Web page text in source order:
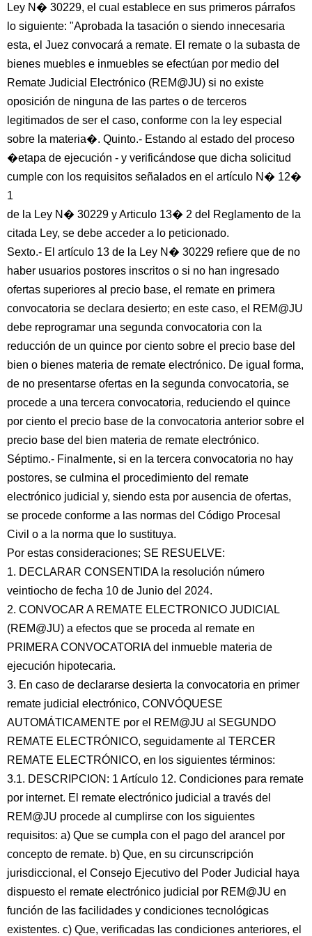
Ley N� 30229, el cual establece en sus primeros párrafos
lo siguiente: "Aprobada la tasación o siendo innecesaria
esta, el Juez convocará a remate. El remate o la subasta de
bienes muebles e inmuebles se efectúan por medio del
Remate Judicial Electrónico (REM@JU) si no existe
oposición de ninguna de las partes o de terceros
legitimados de ser el caso, conforme con la ley especial
sobre la materia�. Quinto.- Estando al estado del proceso
�etapa de ejecución - y verificándose que dicha solicitud
cumple con los requisitos señalados en el artículo N� 12�
1
de la Ley N� 30229 y Articulo 13� 2 del Reglamento de la
citada Ley, se debe acceder a lo peticionado.
Sexto.- El artículo 13 de la Ley N� 30229 refiere que de no
haber usuarios postores inscritos o si no han ingresado
ofertas superiores al precio base, el remate en primera
convocatoria se declara desierto; en este caso, el REM@JU
debe reprogramar una segunda convocatoria con la
reducción de un quince por ciento sobre el precio base del
bien o bienes materia de remate electrónico. De igual forma,
de no presentarse ofertas en la segunda convocatoria, se
procede a una tercera convocatoria, reduciendo el quince
por ciento el precio base de la convocatoria anterior sobre el
precio base del bien materia de remate electrónico.
Séptimo.- Finalmente, si en la tercera convocatoria no hay
postores, se culmina el procedimiento del remate
electrónico judicial y, siendo esta por ausencia de ofertas,
se procede conforme a las normas del Código Procesal
Civil o a la norma que lo sustituya.
Por estas consideraciones; SE RESUELVE:
1. DECLARAR CONSENTIDA la resolución número
veintiocho de fecha 10 de Junio del 2024.
2. CONVOCAR A REMATE ELECTRONICO JUDICIAL
(REM@JU) a efectos que se proceda al remate en
PRIMERA CONVOCATORIA del inmueble materia de
ejecución hipotecaria.
3. En caso de declararse desierta la convocatoria en primer
remate judicial electrónico, CONVÓQUESE
AUTOMÁTICAMENTE por el REM@JU al SEGUNDO
REMATE ELECTRÓNICO, seguidamente al TERCER
REMATE ELECTRÓNICO, en los siguientes términos:
3.1. DESCRIPCION: 1 Artículo 12. Condiciones para remate
por internet. El remate electrónico judicial a través del
REM@JU procede al cumplirse con los siguientes
requisitos: a) Que se cumpla con el pago del arancel por
concepto de remate. b) Que, en su circunscripción
jurisdiccional, el Consejo Ejecutivo del Poder Judicial haya
dispuesto el remate electrónico judicial por REM@JU en
función de las facilidades y condiciones tecnológicas
existentes. c) Que, verificadas las condiciones anteriores, el